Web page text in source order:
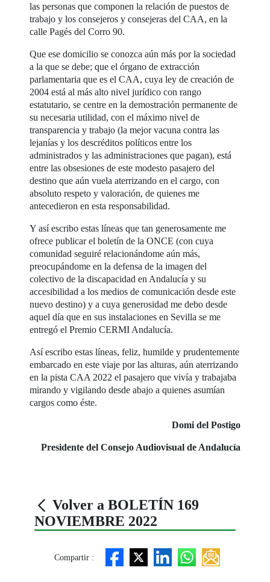
las personas que componen la relación de puestos de
trabajo y los consejeros y consejeras del CAA, en la
calle Pagés del Corro 90.
Que ese domicilio se conozca aún más por la sociedad
a la que se debe; que el órgano de extracción
parlamentaria que es el CAA, cuya ley de creación de
2004 está al más alto nivel jurídico con rango
estatutario, se centre en la demostración permanente de
su necesaria utilidad, con el máximo nivel de
transparencia y trabajo (la mejor vacuna contra las
lejanías y los descréditos políticos entre los
administrados y las administraciones que pagan), está
entre las obsesiones de este modesto pasajero del
destino que aún vuela aterrizando en el cargo, con
absoluto respeto y valoración, de quienes me
antecedieron en esta responsabilidad.
Y así escribo estas líneas que tan generosamente me
ofrece publicar el boletín de la ONCE (con cuya
comunidad seguiré relacionándome aún más,
preocupándome en la defensa de la imagen del
colectivo de la discapacidad en Andalucía y su
accesibilidad a los medios de comunicación desde este
nuevo destino) y a cuya generosidad me debo desde
aquel día que en sus instalaciones en Sevilla se me
entregó el Premio CERMI Andalucía.
Así escribo estas líneas, feliz, humilde y prudentemente
embarcado en este viaje por las alturas, aún aterrizando
en la pista CAA 2022 el pasajero que vivía y trabajaba
mirando y vigilando desde abajo a quienes asumían
cargos como éste.
Domi del Postigo
Presidente del Consejo Audiovisual de Andalucía
Volver a BOLETÍN 169
NOVIEMBRE 2022
Compartir :